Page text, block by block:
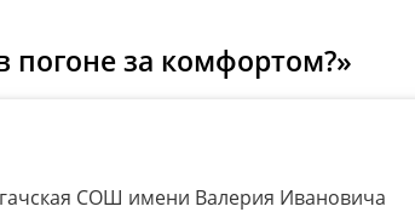
погоне за комфортом?»
СОШ имени Валерия Ивановича